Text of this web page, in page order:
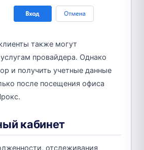
также могут
провайдера. Однако
и получить учетные данные
после посещения офиса
кабинет
отслеживания